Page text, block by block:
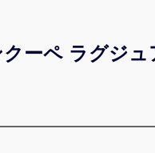
クーペ ラグジ